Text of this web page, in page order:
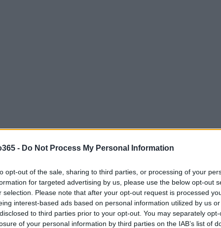
- Do Not Process My Personal Information
opt-out of the sale, sharing to third parties, or processing of your
for targeted advertising by us, please use the below opt-out
selection. Please note that after your opt-out request is processed
interest-based ads based on personal information utilized by us
to third parties prior to your opt-out. You may separately
of your personal information by third parties on the IAB’s list of
importantes na chave. O tcheco
, avançou após derrotar o russoAndrey Rublev. Já o
campanha superando atletas de alto nível,
Novak Djokovic , além de triunfos sobreDino